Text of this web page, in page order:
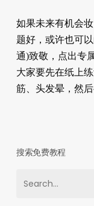
如果未来有机会
题好，或许也可
通)致敬，点出专
大家要先在纸上
筋、头发晕，然
搜索免费教程